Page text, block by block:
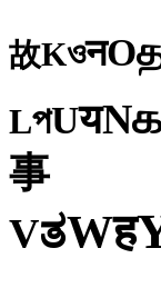
故KওनO
LপUयNக
事
VತWह